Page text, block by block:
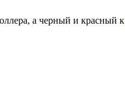
а черный и красный к